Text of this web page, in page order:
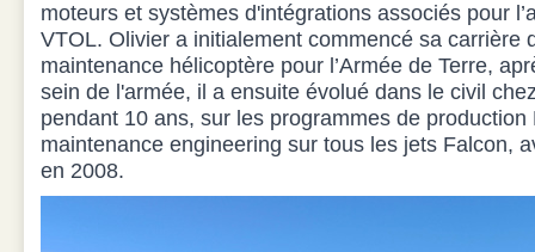
moteurs et systèmes d'intégrations associés pour
VTOL. Olivier a initialement commencé sa carrière
maintenance hélicoptère pour l’Armée de Terre,
sein de l'armée, il a ensuite évolué dans le civil
pendant 10 ans, sur les programmes de
maintenance engineering sur tous les jets Falcon,
en 2008.